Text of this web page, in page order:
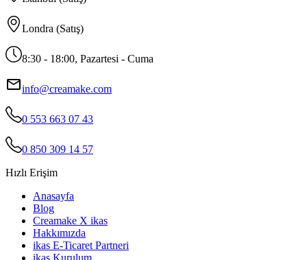
Londra (Satış)
8:30 - 18:00, Pazartesi - Cuma
info@creamake.com
0 553 663 07 43
0 850 309 14 57
Hızlı Erişim
Anasayfa
Blog
Creamake X ikas
Hakkımızda
ikas E-Ticaret Partneri
ikas Kurulum